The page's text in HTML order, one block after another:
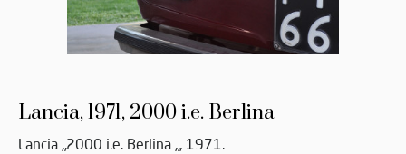
Lancia, 1971, 2000 i.e. Berlina
Lancia „2000 i.e. Berlina „, 1971.